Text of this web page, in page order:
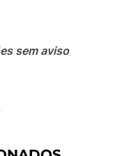
sem aviso